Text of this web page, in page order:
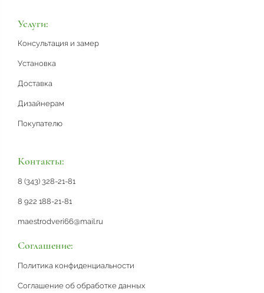
Услуги:
Консультация и замер
Установка
Доставка
Дизайнерам
Покупателю
Контакты:
8 (343) 328-21-81
8 922 188-21-81
maestrodveri66@mail.ru
Соглашение:
Политика конфиденциальности
Соглашение об обработке данных